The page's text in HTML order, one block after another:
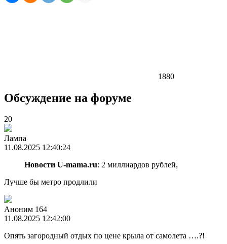
1880
Обсуждение на форуме
20
Лампа
11.08.2025 12:40:24
Новости U-mama.ru: 2 миллиардов рублей,
Лучше бы метро продлили
Аноним 164
11.08.2025 12:42:00
Опять загородный отдых по цене крыла от самолета ….?!